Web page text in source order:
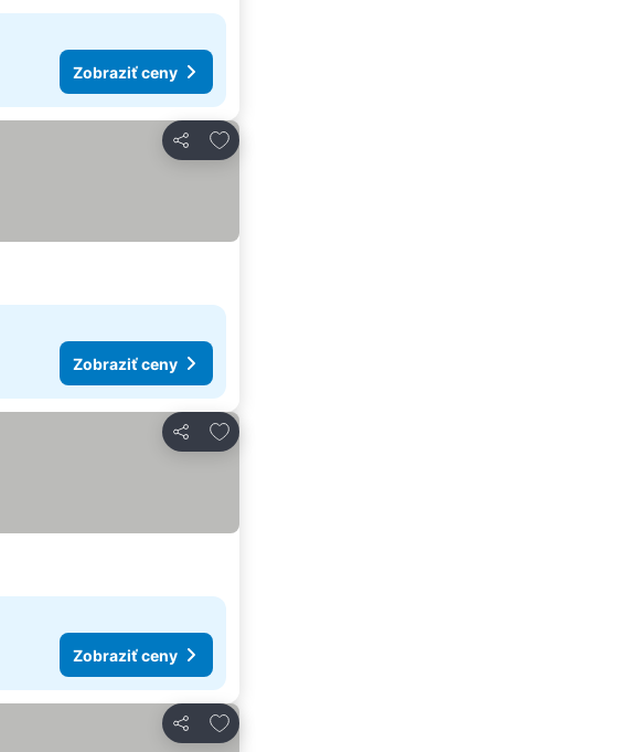
Zobraziť ceny
Zdieľať
Pridať do obľúbených
Zobraziť ceny
Zdieľať
Pridať do obľúbených
Zobraziť ceny
Zdieľať
Pridať do obľúbených